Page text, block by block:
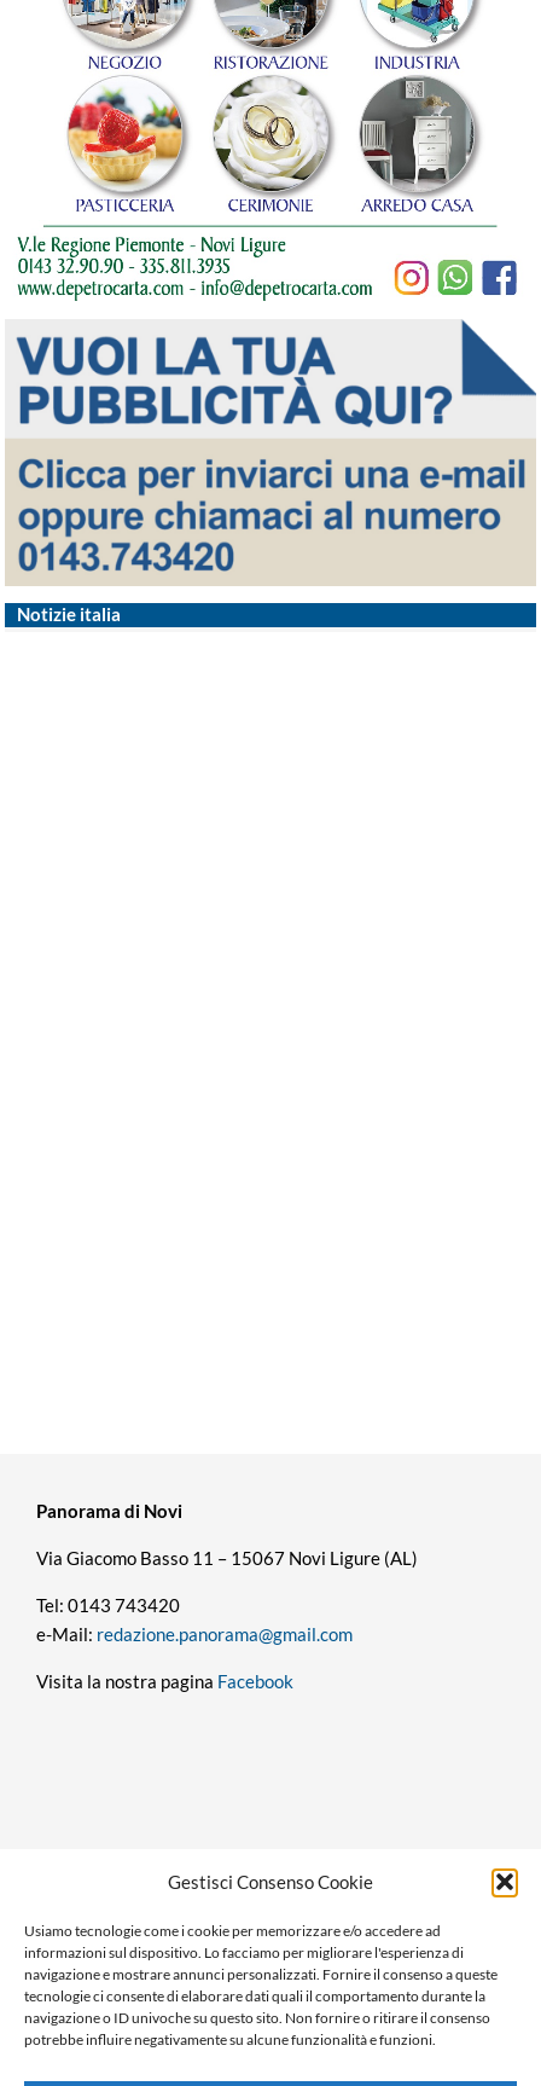
Gestisci Consenso Cookie
Usiamo tecnologie come i cookie per memorizzare e/o accedere ad
informazioni sul dispositivo. Lo facciamo per migliorare l'esperienza di
navigazione e mostrare annunci personalizzati. Fornire il consenso a queste
tecnologie ci consente di elaborare dati quali il comportamento durante la
navigazione o ID univoche su questo sito. Non fornire o ritirare il consenso
potrebbe influire negativamente su alcune funzionalità e funzioni.
Notizie italia
Panorama di Novi
Via Giacomo Basso 11 – 15067 Novi Ligure (AL)
Tel: 0143 743420
e-Mail: redazione.panorama@gmail.com
Visita la nostra pagina Facebook
Ragione sociale: Panorama S.r.l.
C.F. / P.IVA: 01058470061
N. REA: AL-138981
Capitale Versato € 10.000,00